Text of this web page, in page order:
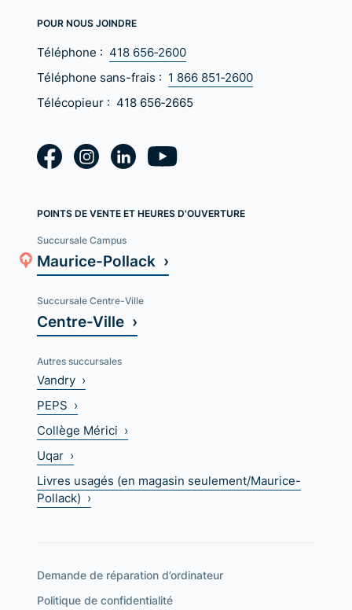
POUR NOUS JOINDRE
Téléphone : 418 656‑2600
Téléphone sans-frais : 1 866 851‑2600
Télécopieur : 418 656‑2665
POINTS DE VENTE ET HEURES D'OUVERTURE
Succursale Campus
Maurice-Pollack ›
Succursale Centre-Ville
Centre-Ville ›
Autres succursales
Vandry ›
PEPS ›
Collège Mérici ›
Uqar ›
Livres usagés (en magasin seulement/Maurice-
Pollack) ›
Demande de réparation d’ordinateur
Politique de confidentialité